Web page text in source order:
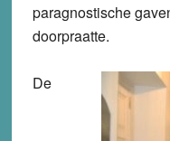
paragnostische
doorpraatte.
De